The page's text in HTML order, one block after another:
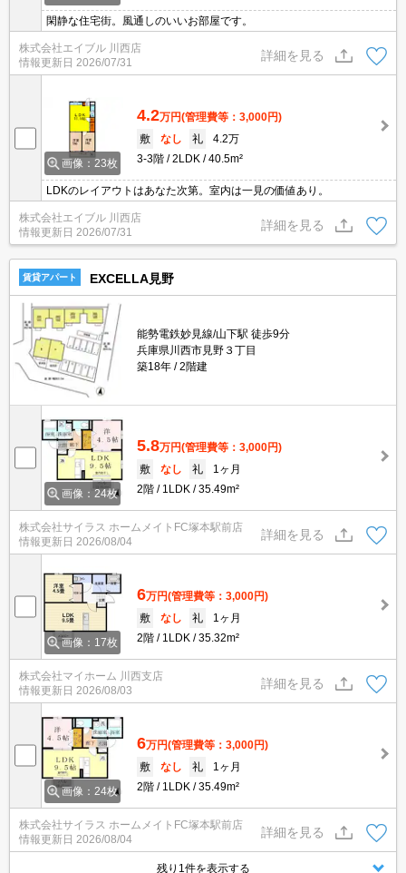
閑静な住宅街。風通しのいいお部屋です。
株式会社エイブル 川西店
情報更新日 2026/07/31
詳細を見る
画像：23枚
4.2万円(管理費等：3,000円)
敷
なし 礼
4.2万
3-3階
2LDK 40.5m²
LDKのレイアウトはあなた次第。室内は一見の価値あり。
株式会社エイブル 川西店
情報更新日 2026/07/31
詳細を見る
賃貸アパート EXCELLA見野
能勢電鉄妙見線/山下駅 徒歩9分
兵庫県川西市見野３丁目
築18年
2階建
画像：24枚
5.8万円(管理費等：3,000円)
敷
なし 礼
1ヶ月
2階
1LDK 35.49m²
株式会社サイラス ホームメイトFC塚本駅前店
情報更新日 2026/08/04
詳細を見る
画像：17枚
6万円(管理費等：3,000円)
敷
なし 礼
1ヶ月
2階
1LDK 35.32m²
株式会社マイホーム 川西支店
情報更新日 2026/08/03
詳細を見る
画像：24枚
6万円(管理費等：3,000円)
敷
なし 礼
1ヶ月
2階
1LDK 35.49m²
株式会社サイラス ホームメイトFC塚本駅前店
情報更新日 2026/08/04
詳細を見る
残り1件を表示する